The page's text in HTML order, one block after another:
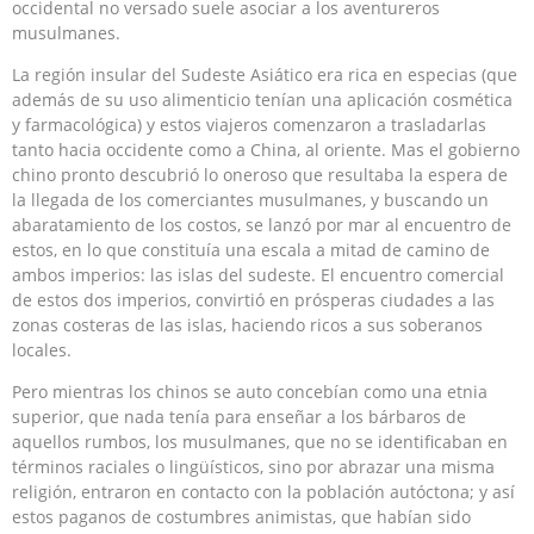
occidental no versado suele asociar a los aventureros
musulmanes.
La región insular del Sudeste Asiático era rica en especias (que
además de su uso alimenticio tenían una aplicación cosmética
y farmacológica) y estos viajeros comenzaron a trasladarlas
tanto hacia occidente como a China, al oriente. Mas el gobierno
chino pronto descubrió lo oneroso que resultaba la espera de
la llegada de los comerciantes musulmanes, y buscando un
abaratamiento de los costos, se lanzó por mar al encuentro de
estos, en lo que constituía una escala a mitad de camino de
ambos imperios: las islas del sudeste. El encuentro comercial
de estos dos imperios, convirtió en prósperas ciudades a las
zonas costeras de las islas, haciendo ricos a sus soberanos
locales.
Pero mientras los chinos se auto concebían como una etnia
superior, que nada tenía para enseñar a los bárbaros de
aquellos rumbos, los musulmanes, que no se identificaban en
términos raciales o lingüísticos, sino por abrazar una misma
religión, entraron en contacto con la población autóctona; y así
estos paganos de costumbres animistas, que habían sido